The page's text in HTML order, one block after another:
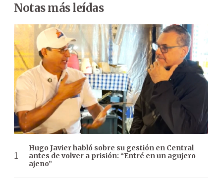
Notas más leídas
Hugo Javier habló sobre su gestión en Central
antes de volver a prisión: “Entré en un agujero
ajeno”